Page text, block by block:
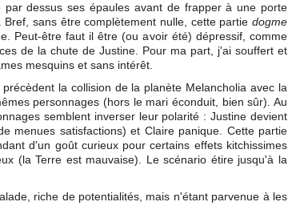
par dessus ses épaules avant de frapper à une porte
sans être complètement nulle, cette partie dogme
Peut-être faut il être (ou avoir été) dépressif, comme
de la chute de Justine. Pour ma part, j'ai souffert et
mesquins et sans intérêt.
la collision de la planète Melancholia avec la
personnages (hors le mari éconduit, bien sûr). Au
semblent inverser leur polarité : Justine devient
menues satisfactions) et Claire panique. Cette partie
d'un goût curieux pour certains effets kitchissimes
(la Terre est mauvaise). Le scénario étire jusqu'à la
riche de potentialités, mais n'étant parvenue à les